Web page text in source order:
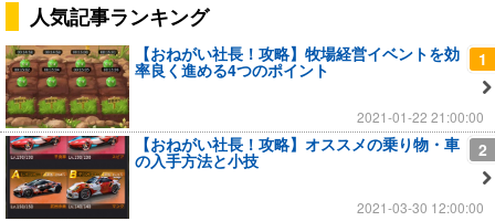
人気記事ランキング
1
【おねがい社長！攻略】牧場経営イベントを効
率良く進める4つのポイント
2021-01-22 21:00:00
2
【おねがい社長！攻略】オススメの乗り物・車
の入手方法と小技
2021-03-30 12:00:00